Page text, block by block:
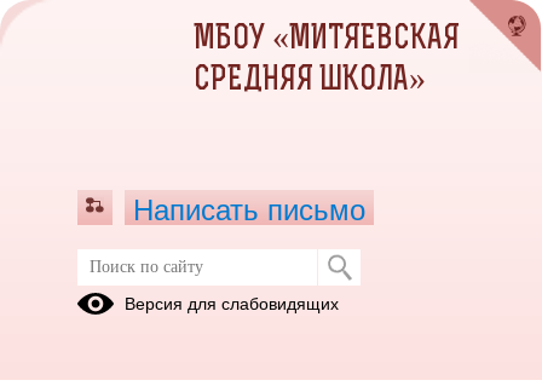
Мероприятия
МБОУ «МИТЯЕВСКАЯ
СРЕДНЯЯ ШКОЛА»
Написать письмо
Версия для слабовидящих